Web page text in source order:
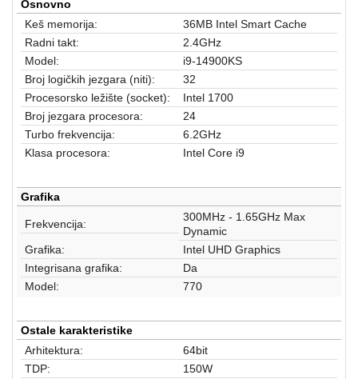
aparati
Software
Sve
kategorije
Osnovno
Keš memorija:
36MB Intel Smart Cache
Radni takt:
2.4GHz
Model:
i9-14900KS
Broj logičkih jezgara (niti):
32
Procesorsko ležište (socket):
Intel 1700
Broj jezgara procesora:
24
Turbo frekvencija:
6.2GHz
Klasa procesora:
Intel Core i9
Grafika
Frekvencija:
300MHz - 1.65GHz Max
Dynamic
Grafika:
Intel UHD Graphics
Integrisana grafika:
Da
Model:
770
Ostale karakteristike
Arhitektura:
64bit
TDP:
150W